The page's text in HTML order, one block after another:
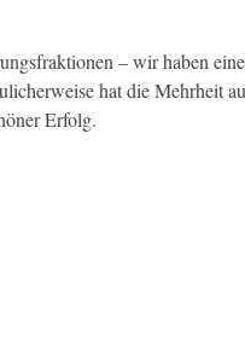
– wir haben
hat die Mehrheit
Erfolg.